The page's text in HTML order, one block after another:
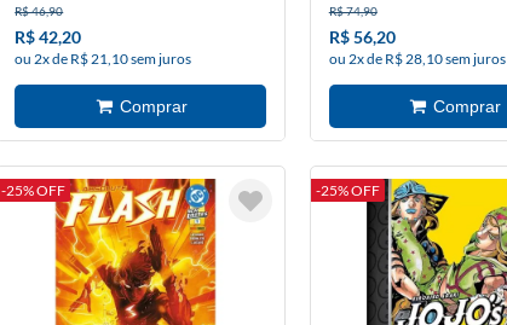
R$ 46,90
R$ 42,20
ou 2x de R$ 21,10 sem juros
R$ 74,90
R$ 56,20
ou 2x de R$ 28,10 sem juros
-25% OFF -25% OFF